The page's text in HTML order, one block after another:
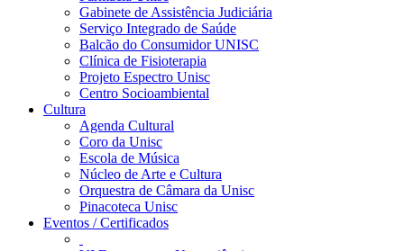
Gabinete de Assistência Judiciária
Serviço Integrado de Saúde
Balcão do Consumidor UNISC
Clínica de Fisioterapia
Projeto Espectro Unisc
Centro Socioambiental
Cultura
Agenda Cultural
Coro da Unisc
Escola de Música
Núcleo de Arte e Cultura
Orquestra de Câmara da Unisc
Pinacoteca Unisc
Eventos / Certificados